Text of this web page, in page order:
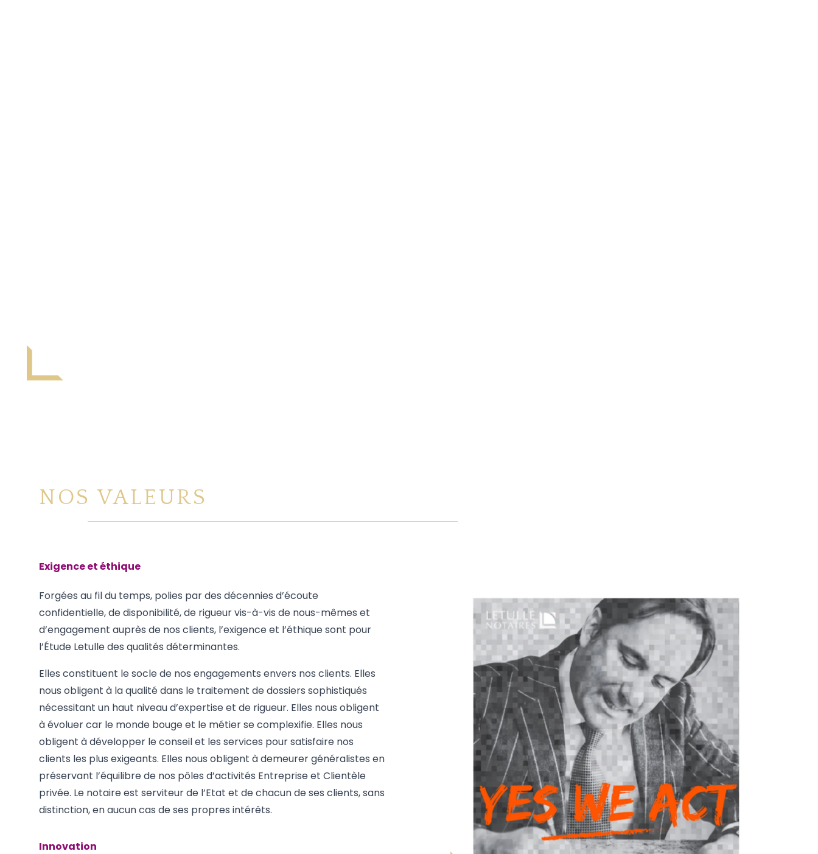
NOS VALEURS
Exigence et éthique
Forgées au fil du temps, polies par des décennies d’écoute
confidentielle, de disponibilité, de rigueur vis-à-vis de nous-mêmes et
d’engagement auprès de nos clients, l’exigence et l’éthique sont pour
l’Étude Letulle des qualités déterminantes.
Elles constituent le socle de nos engagements envers nos clients. Elles
nous obligent à la qualité dans le traitement de dossiers sophistiqués
nécessitant un haut niveau d’expertise et de rigueur. Elles nous obligent
à évoluer car le monde bouge et le métier se complexifie. Elles nous
obligent à développer le conseil et les services pour satisfaire nos
clients les plus exigeants. Elles nous obligent à demeurer généralistes en
préservant l’équilibre de nos pôles d’activités Entreprise et Clientèle
privée. Le notaire est serviteur de l’Etat et de chacun de ses clients, sans
distinction, en aucun cas de ses propres intérêts.
Innovation